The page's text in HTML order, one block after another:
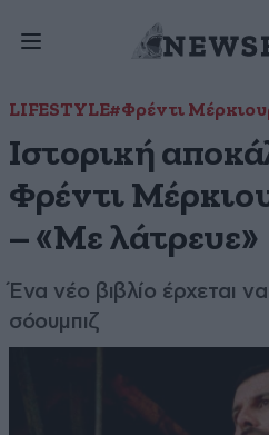
LIFESTYLE#Φρέντι
Ιστορική
Φρέντι
– «Με λάτρευε»
Ένα νέο βιβλίο έρχεται
σόουμπιζ